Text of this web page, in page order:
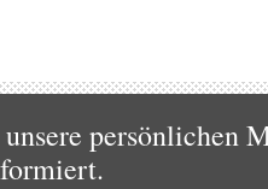
unsere